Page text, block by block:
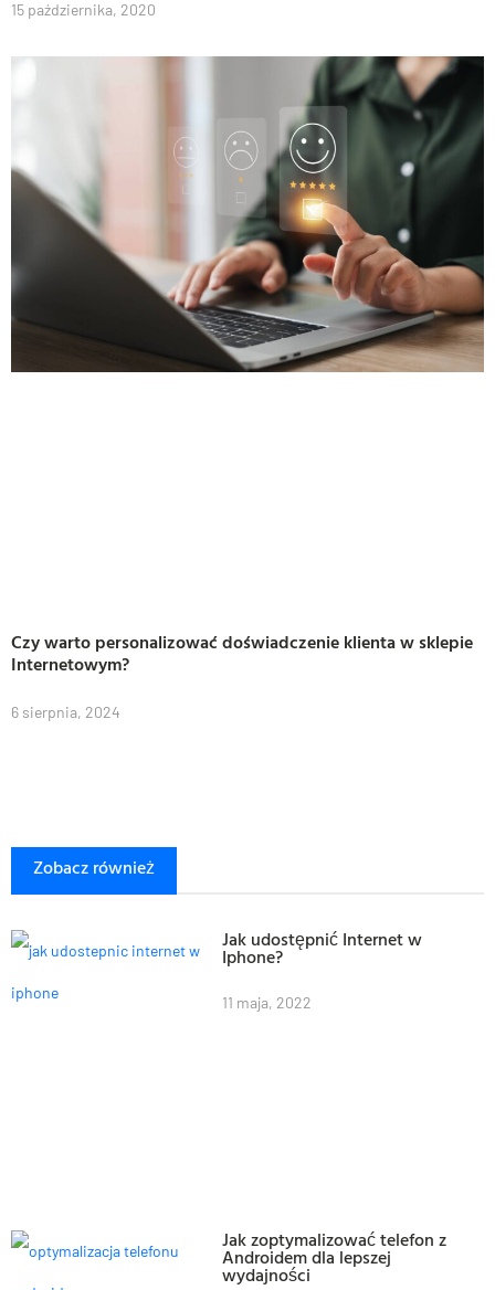
15 października, 2020
Czy warto personalizować doświadczenie klienta w sklepie
Internetowym?
6 sierpnia, 2024
Zobacz również
Jak udostępnić Internet w
Iphone?
11 maja, 2022
Jak zoptymalizować telefon z
Androidem dla lepszej
wydajności